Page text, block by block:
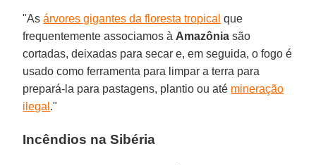
"Asárvores gigantes da floresta tropical que
frequentemente associamos à Amazônia são
cortadas, deixadas para secar e, em seguida, o fogo é
usado como ferramenta para limpar a terra para
prepará-la para pastagens, plantio ou até mineração
ilegal ."
Incêndios na Sibéria